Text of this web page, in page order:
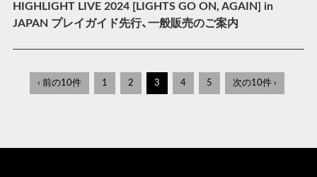
HIGHLIGHT LIVE 2024 [LIGHTS GO ON, AGAIN] in
JAPAN プレイガイド先行、一般販売のご案内
‹ 前の10件 1 2 3 4 5 次の10件 ›